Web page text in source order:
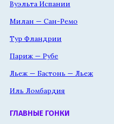
Вуэльта Испании
Милан — Сан-Ремо
Тур Фландрии
Париж — Рубе
Льеж — Бастонь — Льеж
Иль Ломбардия
ГЛАВНЫЕ ГОНКИ